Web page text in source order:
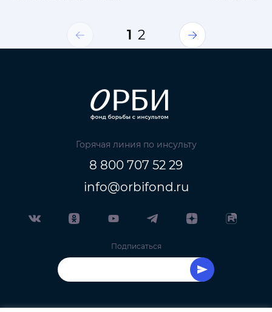
1 2
Горячая линия по инсульту
8 800 707 52 29
info@orbifond.ru
Подписаться